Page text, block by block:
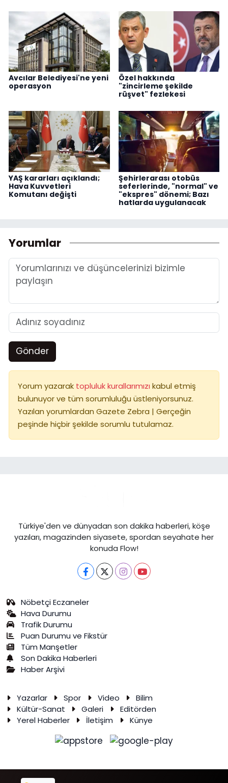
Avcılar Belediyesi'ne yeni
operasyon
Özel hakkında
"zincirleme şekilde
rüşvet" fezlekesi
YAŞ kararları açıklandı;
Hava Kuvvetleri
Komutanı değişti
Şehirlerarası otobüs
seferlerinde, "normal" ve
"ekspres" dönemi; Bazı
hatlarda uygulanacak
Yorumlar
Gönder
Yorum yazarak topluluk kurallarımızı kabul etmiş
bulunuyor ve tüm sorumluluğu üstleniyorsunuz.
Yazılan yorumlardan Gazete Zebra | Gerçeğin
peşinde hiçbir şekilde sorumlu tutulamaz.
Türkiye'den ve dünyadan son dakika haberleri, köşe
yazıları, magazinden siyasete, spordan seyahate her
konuda Flow!
Nöbetçi Eczaneler
Hava Durumu
Trafik Durumu
Puan Durumu ve Fikstür
Tüm Manşetler
Son Dakika Haberleri
Haber Arşivi
Yazarlar Spor Video
Bilim
Kültür-Sanat
Galeri
Editörden
Yerel Haberler
İletişim Künye